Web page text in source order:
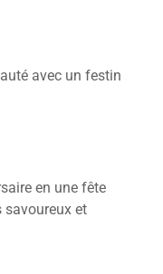
avec un festin
en une fête
savoureux et